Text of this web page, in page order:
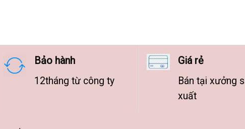
Bảo hành
12tháng từ công ty
Giá rẻ
Bán tại xưởng
xuất